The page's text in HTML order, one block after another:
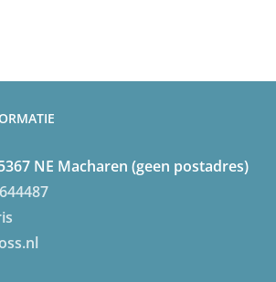
NE Macharen (geen postadres)